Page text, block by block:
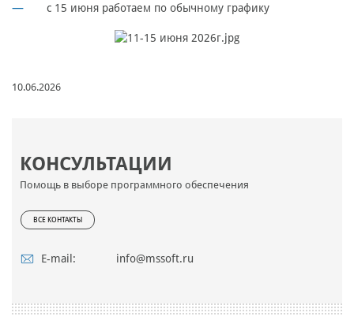
КОНСУЛЬТАЦИИ
Помощь в выборе программного обеспечения
ВСЕ КОНТАКТЫ
E-mail: info@mssoft.ru
с 15 июня работаем по обычному графику
10.06.2026